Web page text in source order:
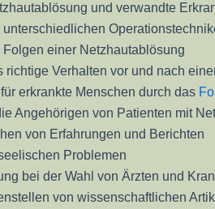
und verwandte
unterschiedlichen
Folgen einer Netzhautablösung
richtige Verhalten vor und nach
erkrankte Menschen durch das
Angehörigen von Patienten mit
von Erfahrungen und Berichten
Problemen
bei der Wahl von Ärzten und
von wissenschaftlichen